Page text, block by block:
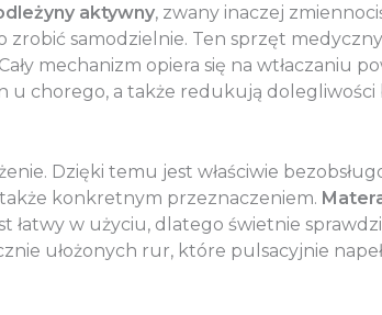
aktywny, zwany inaczej
samodzielnie. Ten sprzęt
mechanizm opiera się na wtłaczaniu
chorego, a także redukują dolegliwości
Dzięki temu jest właściwie
konkretnym przeznaczeniem.
łatwy w użyciu, dlatego świetnie
ułożonych rur, które pulsacyjnie